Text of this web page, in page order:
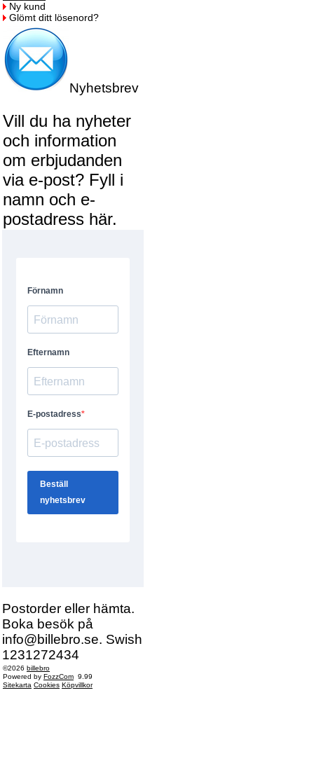
Ny kund
Glömt ditt lösenord?
Nyhetsbrev
Vill du ha nyheter
och information
om erbjudanden
via e-post? Fyll i
namn och e-
postadress här.
Postorder eller hämta.
Boka besök på
info@billebro.se. Swish
1231272434
©2026 billebro
Powered by FozzCom 9.99
Sitekarta Cookies Köpvillkor